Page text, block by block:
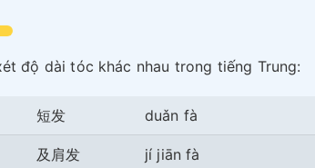
độ dài tóc khác nhau trong tiếng Trung:
短发 duǎn fà
及肩发 jí jiān fà